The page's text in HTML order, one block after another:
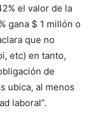
el valor de la
gana $ 1 millón o
que no
etc) en tanto,
de
ubica, al menos
laboral”.